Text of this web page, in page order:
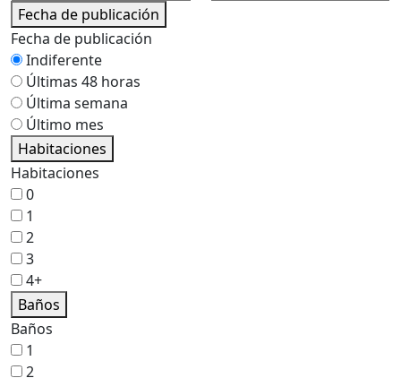
Fecha de publicación
Fecha de publicación
Indiferente
Últimas 48 horas
Última semana
Último mes
Habitaciones
Habitaciones
0
1
2
3
4+
Baños
Baños
1
2